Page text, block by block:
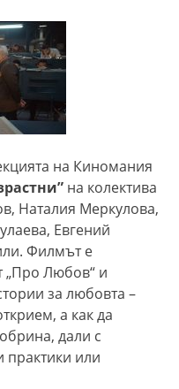
на Киномания
на колектива
Наталия Меркулова,
Евгений
Филмът е
„Про Любов“ и
за любовта –
а как да
дали с
практики или